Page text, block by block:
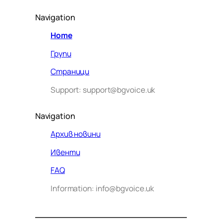
Navigation
Home
Групи
Страници
Support: support@bgvoice.uk
Navigation
Архив новини
Ивенти
FAQ
Information: info@bgvoice.uk
VOICE UK. С какво мога да